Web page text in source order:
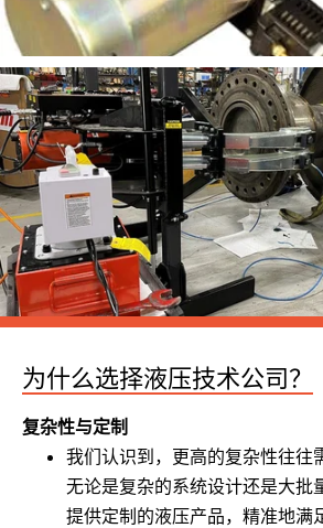
为什么选择液压技术公司？
复杂性与定制
我们认识到，更高的复杂性往往
无论是复杂的系统设计还是大批
提供定制的液压产品，精准地满